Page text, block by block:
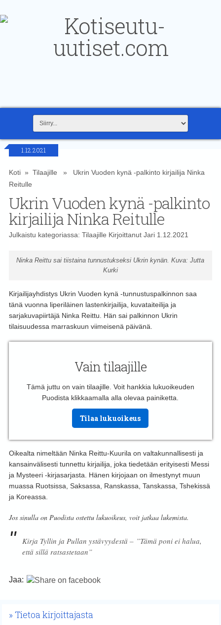
1.12.2021
Koti» Tilaajille » Ukrin Vuoden kynä -palkinto kirjailija Ninka
Reitulle
Ukrin Vuoden kynä -palkinto
kirjailija Ninka Reitulle
Julkaistu kategoriassa: Tilaajille Kirjoittanut Jari1.12.2021
Ninka Reittu sai tiistaina tunnustukseksi Ukrin kynän. Kuva: Jutta
Kurki
Kirjailijayhdistys Ukrin Vuoden kynä -tunnustuspalkinnon saa
tänä vuonna liperiläinen lastenkirjailija, kuvataiteilija ja
sarjakuvapiirtäjä Ninka Reittu. Hän sai palkinnon Ukrin
tilaisuudessa marraskuun viimeisenä päivänä.
Vain tilaajille
Tämä juttu on vain tilaajille. Voit hankkia lukuoikeuden
Puodista klikkaamalla alla olevaa painiketta.
Tilaa lukuoikeus
Oikealta nimeltään Ninka Reittu-Kuurila on valtakunnallisesti ja
kansainvälisesti tunnettu kirjailija, joka tiedetään erityisesti Messi
ja Mysteeri -kirjasarjasta. Hänen kirjojaan on ilmestynyt muun
muassa Ruotsissa, Saksassa, Ranskassa, Tanskassa, Tshekissä
ja Koreassa.
Jos sinulla on Puodista ostettu lukuoikeus, voit jatkaa lukemista.
Kirja Tyllin ja Pullan ystävyydestä – ”Tämä poni ei halua,
että sillä ratsastetaan”
Jaa:
Tietoa kirjoittajasta